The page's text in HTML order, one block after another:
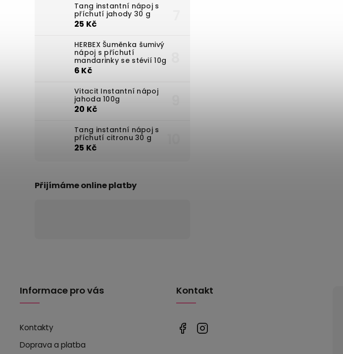
Tang instantní nápoj s
příchutí jahody 30 g
25 Kč
HERBEX Šuměnka šumivý
nápoj s příchutí
mandarinky se stévií 10g
6 Kč
Vitacit Instantní nápoj
jahoda 100g
20 Kč
Tang instantní nápoj s
příchutí citronu 30 g
25 Kč
Přijímáme online platby
Informace pro vás
Kontakty
Doprava a platba
Kontakt